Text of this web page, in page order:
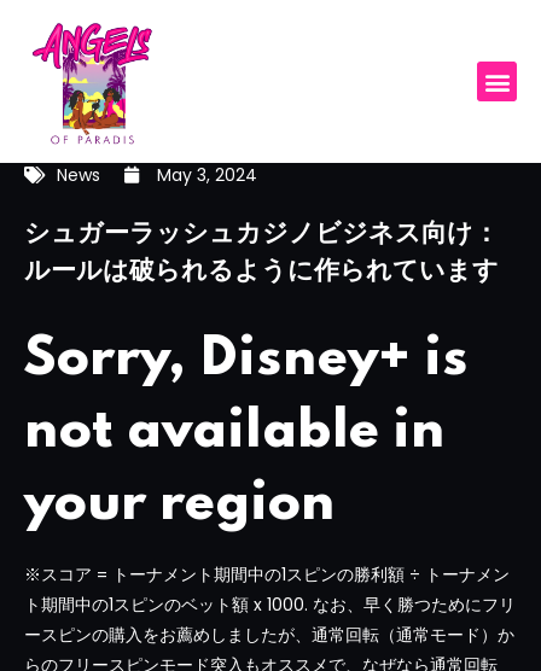
News May 3, 2024
シュガーラッシュカジノビジネス向け：
ルールは破られるように作られています
Sorry, Disney+ is
not available in
your region
※スコア = トーナメント期間中の1スピンの勝利額 ÷ トーナメン
ト期間中の1スピンのベット額 x 1000. なお、早く勝つためにフリ
ースピンの購入をお薦めしましたが、通常回転（通常モード）か
らのフリースピンモード突入もオススメで、なぜなら通常回転